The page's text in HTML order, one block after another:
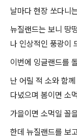
날마다 현장 쏘다니
뉴질랜드는 보니 땅
나 인상적인 풍광이
이번에 잉글랜드를
난 어릴 적 소와 함
다녔으며 봄이면 소
가을이면 소먹일 꼴
한데 뉴질랜드를 보